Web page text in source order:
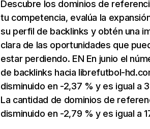
Descubre los dominios de
tu competencia, evalúa la
su perfil de backlinks y obtén una
clara de las oportunidades que
estar perdiendo. EN En junio el
de backlinks hacia librefutbol-
disminuido en -2,37 % y es igual a
La cantidad de dominios de
disminuido en -2,79 % y es igual a